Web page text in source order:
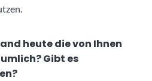
heute die von Ihnen
Gibt es